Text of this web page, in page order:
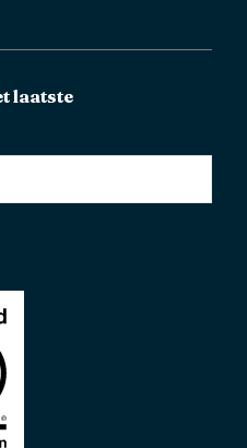
laatste